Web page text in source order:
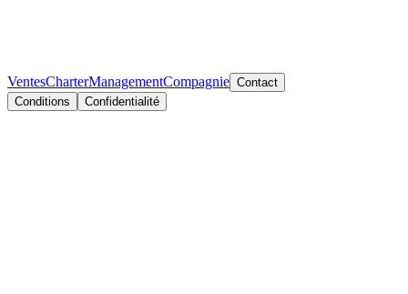
VentesCharterManagementCompagnie Contact
Conditions
Confidentialité